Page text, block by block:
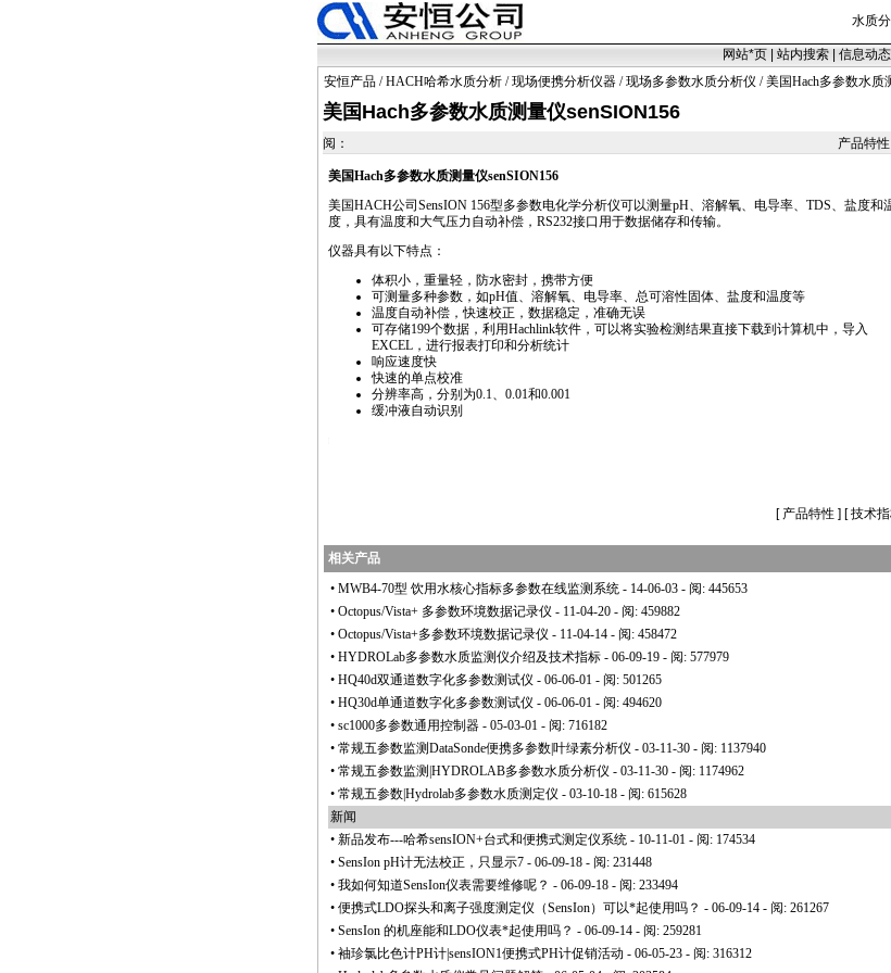
水质
网站*页 站内搜索 信息动态
安恒产品 /HACH哈希水质分析 /现场便携分析仪器 /现场多参数水质分析仪 / 美国Hach多参数水质
美国Hach多参数水质测量仪senSION156
阅： 产品特性
美国Hach多参数水质测量仪senSION156
美国HACH公司SensION 156型多参数电化学分析仪可以测量pH、溶解氧、电导率、TDS、盐度和
度，具有温度和大气压力自动补偿，RS232接口用于数据储存和传输。
仪器具有以下特点：
体积小，重量轻，防水密封，携带方便
可测量多种参数，如pH值、溶解氧、电导率、总可溶性固体、盐度和温度等
温度自动补偿，快速校正，数据稳定，准确无误
可存储199个数据，利用Hachlink软件，可以将实验检测结果直接下载到计算机中，导入
EXCEL，进行报表打印和分析统计
响应速度快
快速的单点校准
分辨率高，分别为0.1、0.01和0.001
缓冲液自动识别
[ 产品特性 ] [技术
相关产品
• MWB4-70型 饮用水核心指标多参数在线监测系统 - 14-06-03 - 阅: 445653
• Octopus/Vista+ 多参数环境数据记录仪 - 11-04-20 - 阅: 459882
• Octopus/Vista+多参数环境数据记录仪 - 11-04-14 - 阅: 458472
• HYDROLab多参数水质监测仪介绍及技术指标 - 06-09-19 - 阅: 577979
• HQ40d双通道数字化多参数测试仪 - 06-06-01 - 阅: 501265
• HQ30d单通道数字化多参数测试仪 - 06-06-01 - 阅: 494620
• sc1000多参数通用控制器 - 05-03-01 - 阅: 716182
• 常规五参数监测DataSonde便携多参数|叶绿素分析仪 - 03-11-30 - 阅: 1137940
• 常规五参数监测|HYDROLAB多参数水质分析仪 - 03-11-30 - 阅: 1174962
• 常规五参数|Hydrolab多参数水质测定仪 - 03-10-18 - 阅: 615628
新闻
• 新品发布---哈希sensION+台式和便携式测定仪系统 - 10-11-01 - 阅: 174534
• SensIon pH计无法校正，只显示7 - 06-09-18 - 阅: 231448
• 我如何知道SensIon仪表需要维修呢？ - 06-09-18 - 阅: 233494
• 便携式LDO探头和离子强度测定仪（SensIon）可以*起使用吗？ - 06-09-14 - 阅: 261267
• SensIon 的机座能和LDO仪表*起使用吗？ - 06-09-14 - 阅: 259281
• 袖珍氯比色计PH计|sensION1便携式PH计促销活动 - 06-05-23 - 阅: 316312